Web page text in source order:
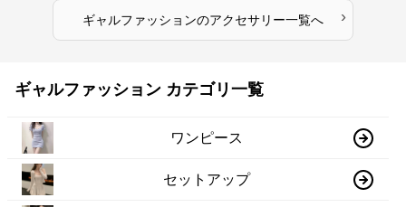
ギャルファッションのアクセサリー一覧へ ›
ギャルファッション カテゴリ一覧
ワンピース
セットアップ